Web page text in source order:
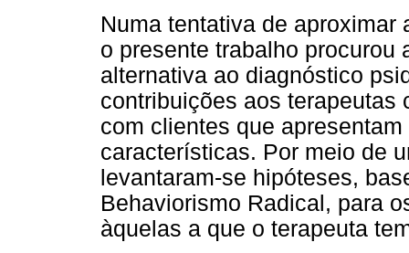
Numa tentativa de
o presente trabalho procurou
alternativa ao diagnóstico
contribuições aos terapeutas
com clientes que
características. Por meio de
levantaram-se hipóteses,
Behaviorismo Radical, para
àquelas a que o terapeuta